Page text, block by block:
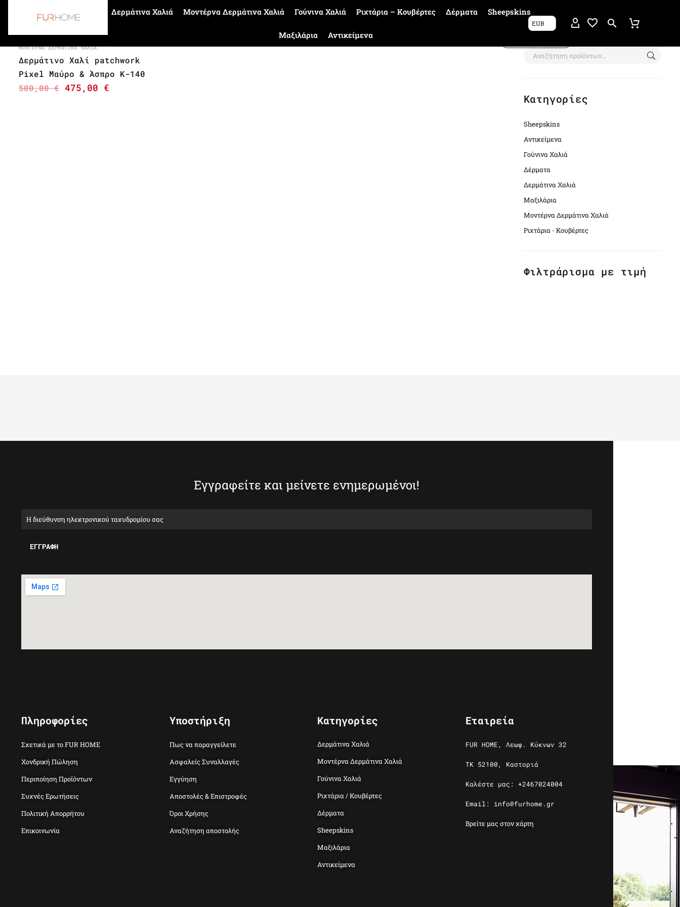
Δερμάτινα Χαλιά Μοντέρνα Δερμάτινα Χαλιά Γούνινα Χαλιά Ριχτάρια – Κουβέρτες Δέρματα Sheepskins
Μαξιλάρια Αντικείμενα
EUR
Αρχική σελίδα design cowhides
Κατηγορίες
Sheepskins
Αντικείμενα
Γούνινα Χαλιά
Δέρματα
Δερμάτινα Χαλιά
Μαξιλάρια
Μοντέρνα Δερμάτινα Χαλιά
Ριχτάρια - Κουβέρτες
Φιλτράρισμα με τιμή
ΜΟΝΤΈΡΝΑ ΔΕΡΜΆΤΙΝΑ ΧΑΛΙΆ
Δερμάτινο Χαλί patchwork
Pixel Μαύρο & Άσπρο K-140
500,00€ 475,00 €
Εγγραφείτε και μείνετε ενημερωμένοι!
Πληροφορίες
Σχετικά με το FUR HOME
Χονδρική Πώληση
Περιποίηση Προϊόντων
Συχνές Ερωτήσεις
Πολιτική Απορρήτου
Επικοινωνία
Υποστήριξη
Πως να παραγγείλετε
Ασφαλείς Συναλλαγές
Εγγύηση
Αποστολές & Επιστροφές
Όροι Χρήσης
Αναζήτηση αποστολής
Κατηγορίες
Δερμάτινα Χαλιά
Μοντέρνα Δερμάτινα Χαλιά
Γούνινα Χαλιά
Ριχτάρια / Κουβέρτες
Δέρματα
Sheepskins
Μαξιλάρια
Αντικείμενα
Εταιρεία
FUR HOME, Λεωφ. Κύκνων 32
ΤΚ 52100, Καστοριά
Καλέστε μας: +2467024004
Email: info@furhome.gr
Βρείτε μας στον χάρτη